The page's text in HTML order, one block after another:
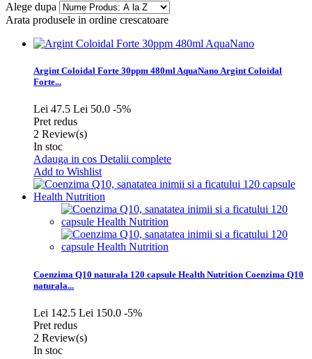
Alege dupa
Arata produsele in ordine crescatoare
Argint Coloidal Forte 30ppm 480ml AquaNano Argint Coloidal
Forte...
Lei 47.5 Lei 50.0 -5%
Pret redus
2 Review(s)
In stoc
Adauga in cos Detalii complete
Add to Wishlist
Coenzima Q10 naturala 120 capsule Health Nutrition Coenzima Q10
naturala...
Lei 142.5 Lei 150.0 -5%
Pret redus
2 Review(s)
In stoc